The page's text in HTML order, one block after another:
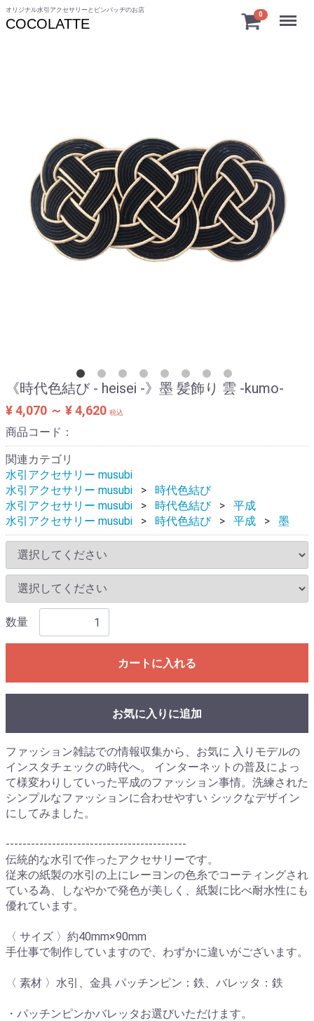
オリジナル水引アクセサリーとピンバッヂのお店
COCOLATTE
0 Menu
《時代色結び - heisei -》墨 髪飾り 雲 -kumo-
¥ 4,070 ～ ¥ 4,620 税込
商品コード：
関連カテゴリ
水引アクセサリー musubi
水引アクセサリー musubi
時代色結び
水引アクセサリー musubi
時代色結び
平成
水引アクセサリー musubi
時代色結び 平成 墨
数量
カートに入れる
お気に入りに追加
ファッション雑誌での情報収集から、お気に 入りモデルの
インスタチェックの時代へ。 インターネットの普及によっ
て様変わりしていった平成のファッション事情。洗練された
シンプルなファッションに合わせやすい シックなデザイン
にしてみました。
-------------------------------------------
伝統的な水引で作ったアクセサリーです。
従来の紙製の水引の上にレーヨンの色糸でコーティングされ
ている為、しなやかで発色が美しく、紙製に比べ耐水性にも
優れています。
〈 サイズ 〉約40mm×90mm
手仕事で制作していますので、わずかに違いがございます。
〈 素材 〉水引、金具 パッチンピン：鉄、バレッタ：鉄
・パッチンピンかバレッタお選びいただけます。